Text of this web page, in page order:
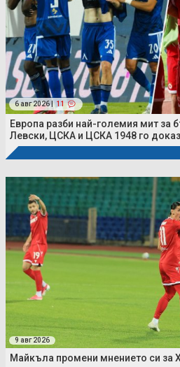
6 авг 2026 | 11
Европа разби най-големия мит за
Левски, ЦСКА и ЦСКА 1948 го
9 авг 2026
Майкъла промени мнението си за